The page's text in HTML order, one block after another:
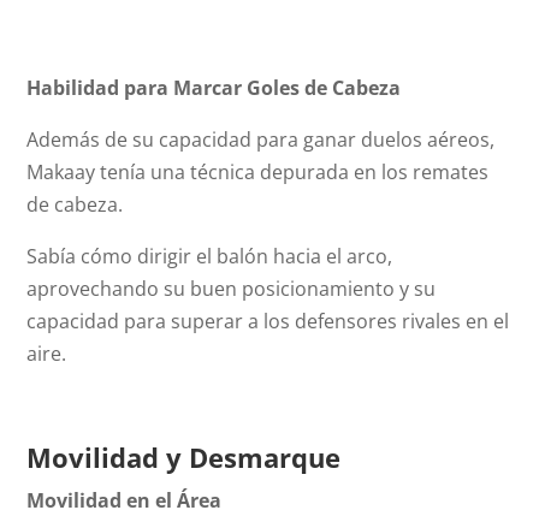
Habilidad para Marcar Goles de Cabeza
Además de su capacidad para ganar duelos aéreos,
Makaay tenía una técnica depurada en los remates
de cabeza.
Sabía cómo dirigir el balón hacia el arco,
aprovechando su buen posicionamiento y su
capacidad para superar a los defensores rivales en el
aire.
Movilidad y Desmarque
Movilidad en el Área